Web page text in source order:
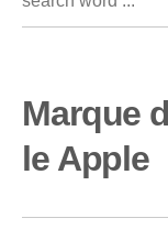
Marque
le Apple